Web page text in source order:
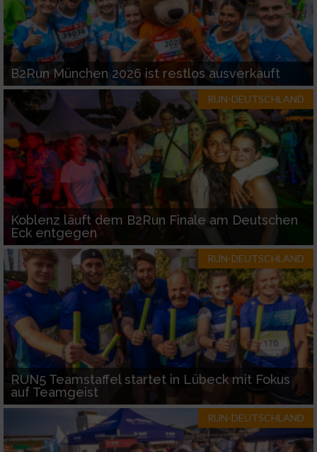
B2Run München 2026 ist restlos ausverkauft
RUN-DEUTSCHLAND
Koblenz läuft dem B2Run Finale am Deutschen
Eck entgegen
RUN-DEUTSCHLAND
RUN5 Teamstaffel startet in Lübeck mit Fokus
auf Teamgeist
RUN-DEUTSCHLAND